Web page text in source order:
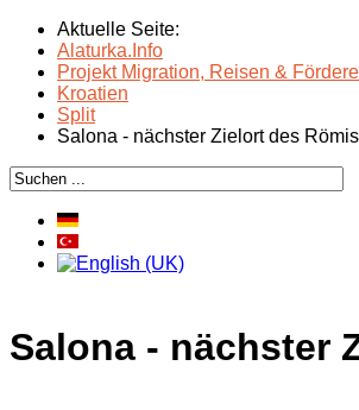
Aktuelle Seite:
Alaturka.Info
Projekt Migration, Reisen &
Kroatien
Split
Salona - nächster Zielort des
Salona - nächster